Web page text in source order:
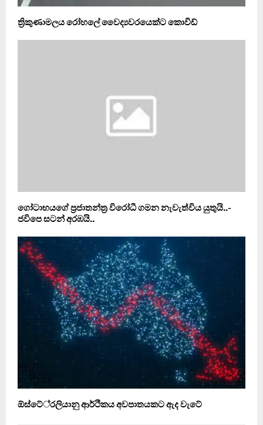
ත්‍රිකුණාමලය රෝහලේ වෛද්‍යවරයෙක්ට කොවිඩ්
ගෝටාභයගේ ප‍්‍රජාතන්ත‍්‍ර විරෝධී ගමන නැවැත්විය යුතුයි..-
ජවිපෙ සටන් අරඹයි..
ඕස්ටේ‍්‍රලියානු ආර්ථිකය අවපාතයකට ඇද වැටේ